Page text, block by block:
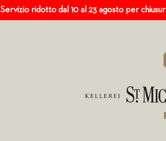
Servizio ridotto dal 10 al 23 agosto per